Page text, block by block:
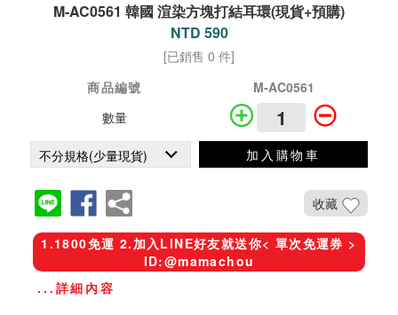
M-AC0561 韓國 渲染方塊打結耳環(現貨+預購)
NTD 590
[已銷售 0 件]
商品編號
M-AC0561
數量
加入購物車
收藏
1.1800免運 2.加入LINE好友就送你< 單次免運券 >
ID:@mamachou
...詳細內容